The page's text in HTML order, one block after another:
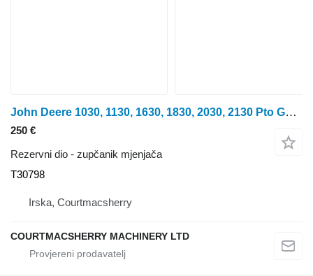
John Deere 1030, 1130, 1630, 1830, 2030, 2130 Pto Gear T31 T30798 zupčanik mjenjača za traktora na kotačima
250 €
Rezervni dio - zupčanik mjenjača
T30798
Irska, Courtmacsherry
COURTMACSHERRY MACHINERY LTD